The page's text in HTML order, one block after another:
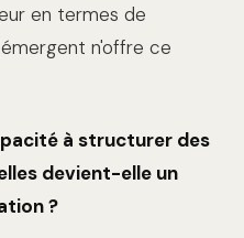
en termes de
n'offre ce
à structurer des
devient-elle un
?